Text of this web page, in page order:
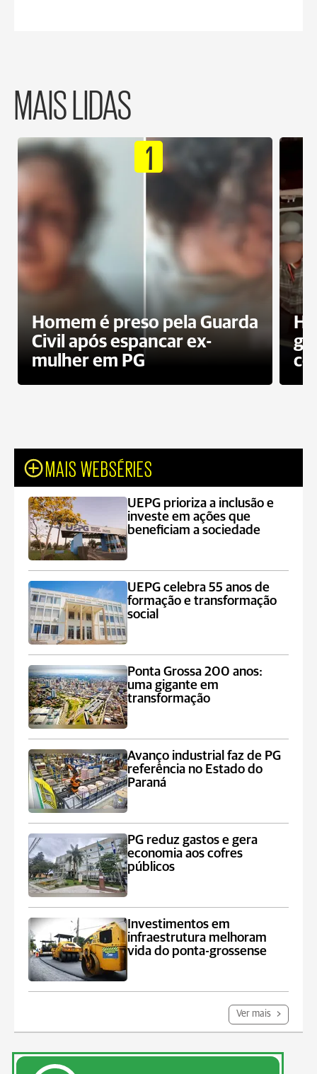
MAIS LIDAS
1
Homem é preso pela Guarda
Civil após espancar ex-
mulher em PG
MAIS WEBSÉRIES
UEPG prioriza a inclusão e
investe em ações que
beneficiam a sociedade
UEPG celebra 55 anos de
formação e transformação
social
Ponta Grossa 200 anos:
uma gigante em
transformação
Avanço industrial faz de PG
referência no Estado do
Paraná
PG reduz gastos e gera
economia aos cofres
públicos
Investimentos em
infraestrutura melhoram
vida do ponta-grossense
Ver mais